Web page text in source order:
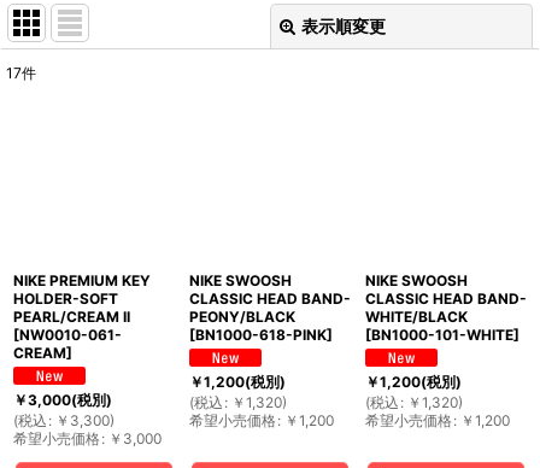
表示順変更
17件
NIKE PREMIUM KEY
HOLDER-SOFT
PEARL/CREAM II
[NW0010-061-
CREAM]
￥3,000(税別)
(税込 : ￥ 3,300)
希望小売価格: ￥ 3,000
NIKE SWOOSH
CLASSIC HEAD BAND-
PEONY/BLACK
[BN1000-618-PINK]
￥1,200(税別)
(税込 : ￥ 1,320)
希望小売価格: ￥ 1,200
NIKE SWOOSH
CLASSIC HEAD BAND-
WHITE/BLACK
[BN1000-101-WHITE]
￥1,200(税別)
(税込 : ￥ 1,320)
希望小売価格: ￥ 1,200